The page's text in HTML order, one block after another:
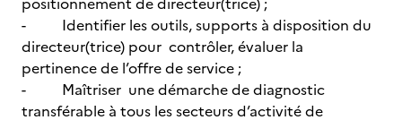
- Identifier les outils, supports à disposition du
directeur(trice) pour contrôler, évaluer la
pertinence de l’offre de service ;
- Maîtriser une démarche de diagnostic
transférable à tous les secteurs d’activité de